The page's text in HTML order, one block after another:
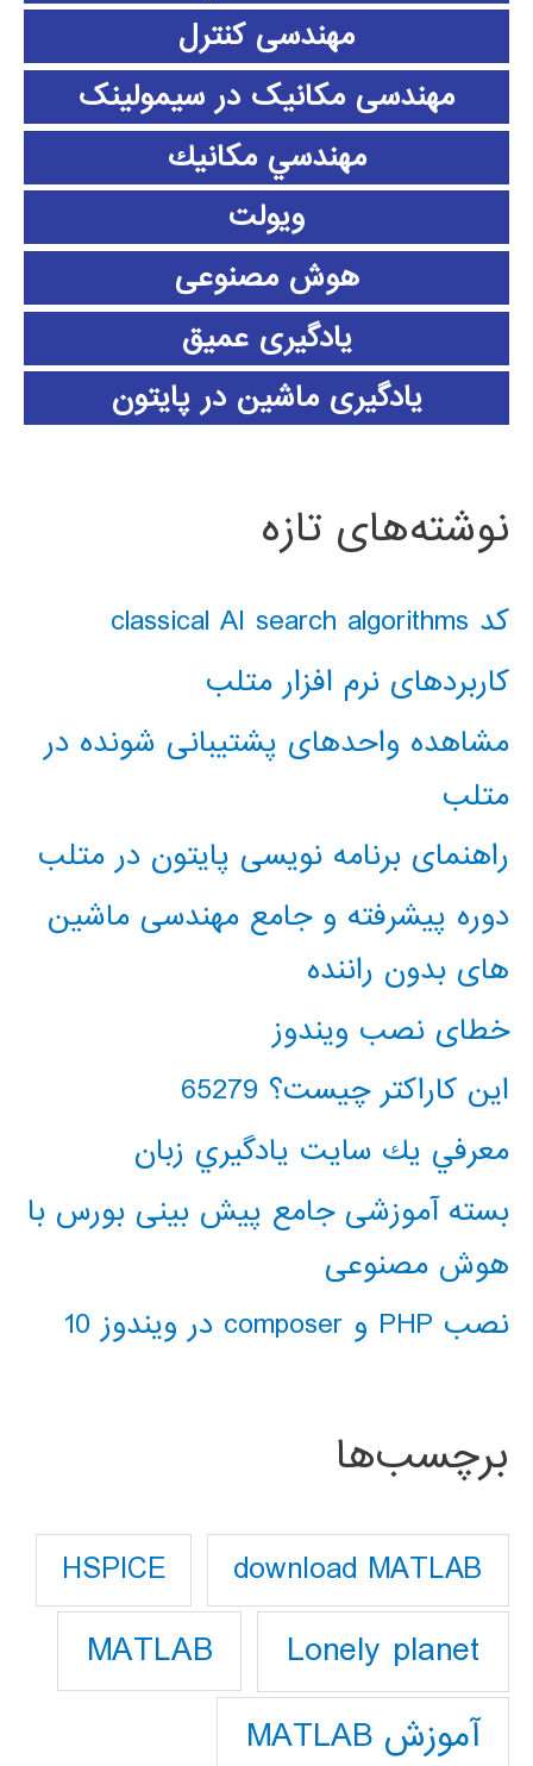
مهندسی کنترل
مهندسی مکانیک در سیمولینک
مهندسي مكانيك
ویولت
هوش مصنوعی
یادگیری عمیق
یادگیری ماشین در پایتون
نوشته‌های تازه
کد classical AI search algorithms
کاربردهای نرم افزار متلب
مشاهده واحدهای پشتیبانی شونده در
متلب
راهنمای برنامه نویسی پایتون در متلب
دوره پیشرفته و جامع مهندسی ماشین
های بدون راننده
خطای نصب ویندوز
این کاراکتر چیست؟ 65279
معرفي يك سايت يادگيري زبان
بسته آموزشی جامع پیش بینی بورس با
هوش مصنوعی
نصب PHP و composer در ویندوز 10
برچسب‌ها
download MATLAB
HSPICE
Lonely planet
MATLAB
آموزش MATLAB